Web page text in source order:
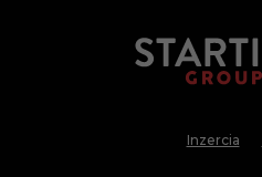
Inzercia